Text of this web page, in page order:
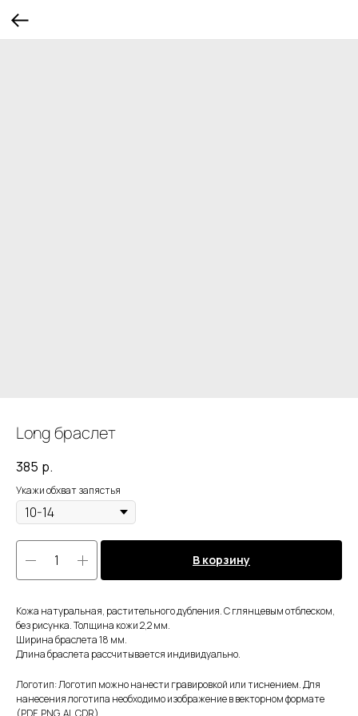
Long браслет
385 р.
Укажи обхват запястья
В корзину
Кожа натуральная, растительного дубления. С глянцевым отблеском,
без рисунка. Толщина кожи 2,2 мм.
Ширина браслета 18 мм.
Длина браслета рассчитывается индивидуально.
Логотип: Логотип можно нанести гравировкой или тиснением. Для
нанесения логотипа необходимо изображение в векторном формате